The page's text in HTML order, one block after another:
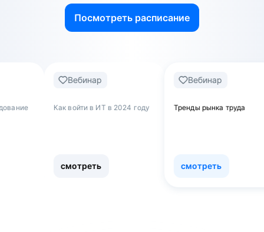
Посмотреть расписание
войти в ИТ в 2024 году Тренды рынка труда